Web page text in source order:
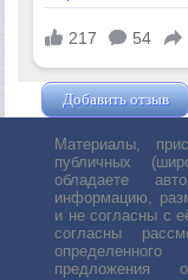
Добавить отзыв
Материалы,
публичных
обладаете
информацию,
и не согласны с
согласны
предложения